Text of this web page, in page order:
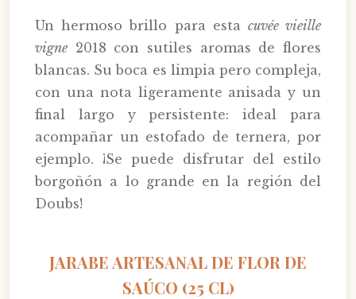
Un hermoso brillo para esta cuvée vieille
vigne 2018 con sutiles aromas de flores
blancas. Su boca es limpia pero compleja,
con una nota ligeramente anisada y un
final largo y persistente: ideal para
acompañar un estofado de ternera, por
ejemplo. ¡Se puede disfrutar del estilo
borgoñón a lo grande en la región del
Doubs!
JARABE ARTESANAL DE FLOR DE
SAÚCO (25 CL)